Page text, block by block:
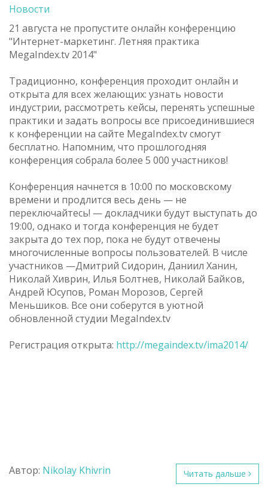
Новости
21 августа не пропустите онлайн конференцию
"Интернет-маркетинг. Летняя практика
MegaIndex.tv 2014"
Традиционно, конференция проходит онлайн и
открыта для всех желающих: узнать новости
индустрии, рассмотреть кейсы, перенять успешные
практики и задать вопросы все присоединившиеся
к конференции на сайте MegaIndex.tv смогут
бесплатно. Напомним, что прошлогодняя
конференция собрала более 5 000 участников!
Конференция начнется в 10:00 по московскому
времени и продлится весь день — не
переключайтесь! — докладчики будут выступать до
19:00, однако и тогда конференция не будет
закрыта до тех пор, пока не будут отвечены
многочисленные вопросы пользователей. В числе
участников —Дмитрий Сидорин, Даниил Ханин,
Николай Хиврин, Илья Болтнев, Николай Байков,
Андрей Юсупов, Роман Морозов, Сергей
Меньшиков. Все они соберутся в уютной
обновленной студии MegaIndex.tv
Регистрация открыта: http://megaindex.tv/ima2014/
Читать дальше
Автор: Nikolay Khivrin